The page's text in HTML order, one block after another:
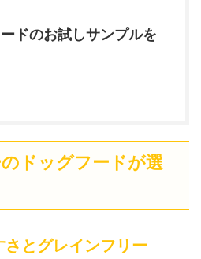
ドのお試しサンプルを
ドッグフードが選
とグレインフリー